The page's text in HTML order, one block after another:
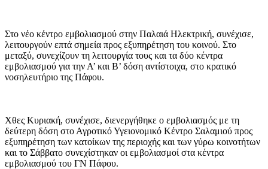
Στο νέο κέντρο εμβολιασμού στην Παλαιά Ηλεκτρική, συνέχισε,
λειτουργούν επτά σημεία προς εξυπηρέτηση του κοινού. Στο
μεταξύ, συνεχίζουν τη λειτουργία τους και τα δύο κέντρα
εμβολιασμού για την Α’ και Β’ δόση αντίστοιχα, στο κρατικό
νοσηλευτήριο της Πάφου.
Χθες Κυριακή, συνέχισε, διενεργήθηκε ο εμβολιασμός με τη
δεύτερη δόση στο Αγροτικό Υγειονομικό Κέντρο Σαλαμιού προς
εξυπηρέτηση των κατοίκων της περιοχής και των γύρω κοινοτήτων
και το Σάββατο συνεχίστηκαν οι εμβολιασμοί στα κέντρα
εμβολιασμού του ΓΝ Πάφου.